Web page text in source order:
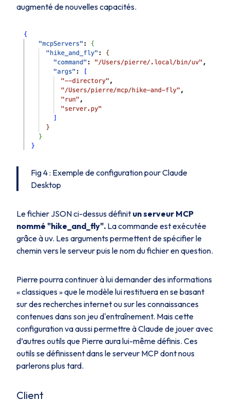
augmenté de nouvelles capacités.
Fig 4 : Exemple de configuration pour Claude
Desktop
Le fichier JSON ci-dessus définit un serveur MCP
nommé "hike_and_fly". La commande est exécutée
grâce à uv. Les arguments permettent de spécifier le
chemin vers le serveur puis le nom du fichier en question.
Pierre pourra continuer à lui demander des informations
« classiques » que le modèle lui restituera en se basant
sur des recherches internet ou sur les connaissances
contenues dans son jeu d'entraînement. Mais cette
configuration va aussi permettre à Claude de jouer avec
d’autres outils que Pierre aura lui-même définis. Ces
outils se définissent dans le serveur MCP dont nous
parlerons plus tard.
Client